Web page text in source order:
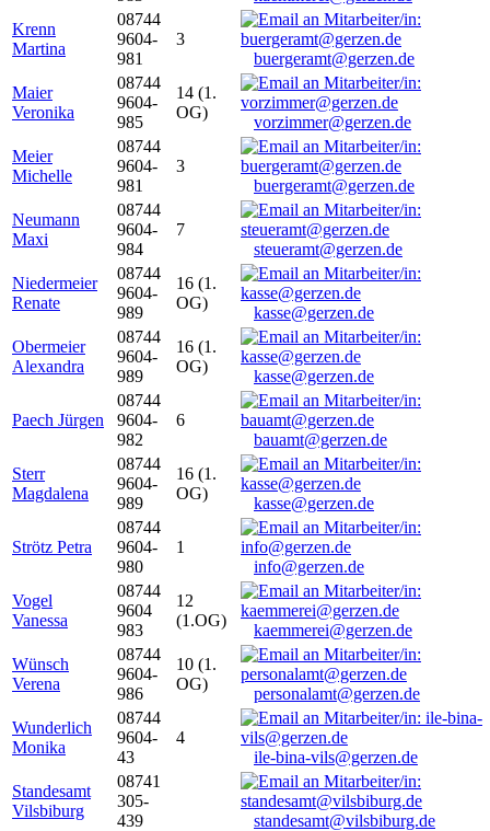
Krenn
Martina
08744
9604-
981
3
buergeramt@gerzen.de
Maier
Veronika
08744
9604-
985
14 (1.
OG)
vorzimmer@gerzen.de
Meier
Michelle
08744
9604-
981
3
buergeramt@gerzen.de
Neumann
Maxi
08744
9604-
984
7
steueramt@gerzen.de
Niedermeier
Renate
08744
9604-
989
16 (1.
OG)
kasse@gerzen.de
Obermeier
Alexandra
08744
9604-
989
16 (1.
OG)
kasse@gerzen.de
Paech Jürgen
08744
9604-
982
6
bauamt@gerzen.de
Sterr
Magdalena
08744
9604-
989
16 (1.
OG)
kasse@gerzen.de
Strötz Petra
08744
9604-
980
1
info@gerzen.de
Vogel
Vanessa
08744
9604
983
12
(1.OG)
kaemmerei@gerzen.de
Wünsch
Verena
08744
9604-
986
10 (1.
OG)
personalamt@gerzen.de
Wunderlich
Monika
08744
9604-
43
4
ile-bina-vils@gerzen.de
Standesamt
Vilsbiburg
08741
305-
439
standesamt@vilsbiburg.de